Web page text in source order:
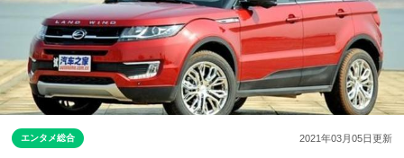
エンタメ総合 2021年03月05日更新